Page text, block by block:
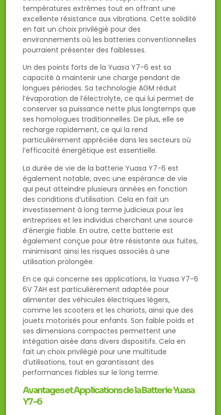
températures extrêmes tout en offrant une
excellente résistance aux vibrations. Cette solidité
en fait un choix privilégié pour des
environnements où les batteries conventionnelles
pourraient présenter des faiblesses.
Un des points forts de la Yuasa Y7-6 est sa
capacité à maintenir une charge pendant de
longues périodes. Sa technologie AGM réduit
l’évaporation de l’électrolyte, ce qui lui permet de
conserver sa puissance nette plus longtemps que
ses homologues traditionnelles. De plus, elle se
recharge rapidement, ce qui la rend
particulièrement appréciée dans les secteurs où
l’efficacité énergétique est essentielle.
La durée de vie de la batterie Yuasa Y7-6 est
également notable, avec une espérance de vie
qui peut atteindre plusieurs années en fonction
des conditions d’utilisation. Cela en fait un
investissement à long terme judicieux pour les
entreprises et les individus cherchant une source
d’énergie fiable. En outre, cette batterie est
également conçue pour être résistante aux fuites,
minimisant ainsi les risques associés à une
utilisation prolongée.
En ce qui concerne ses applications, la Yuasa Y7-6
6V 7AH est particulièrement adaptée pour
alimenter des véhicules électriques légers,
comme les scooters et les chariots, ainsi que des
jouets motorisés pour enfants. Son faible poids et
ses dimensions compactes permettent une
intégation aisée dans divers dispositifs. Cela en
fait un choix privilégié pour une multitude
d’utilisations, tout en garantissant des
performances fiables sur le long terme.
Avantages et Applications de la Batterie Yuasa
Y7-6